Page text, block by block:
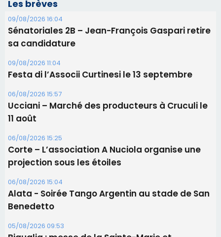
Ucciani – Marché des producteurs à Cruculi le
11 août
06/08/2026 15:25
Corte – L’association A Nuciola organise une
projection sous les étoiles
06/08/2026 15:04
Alata - Soirée Tango Argentin au stade de San
Benedetto
05/08/2026 09:53
Biguglia : messe de la Sainte-Marie et
procession le 14 août
Les plus lus
Éclipse du 12 août : Où s'installer en Corse pour